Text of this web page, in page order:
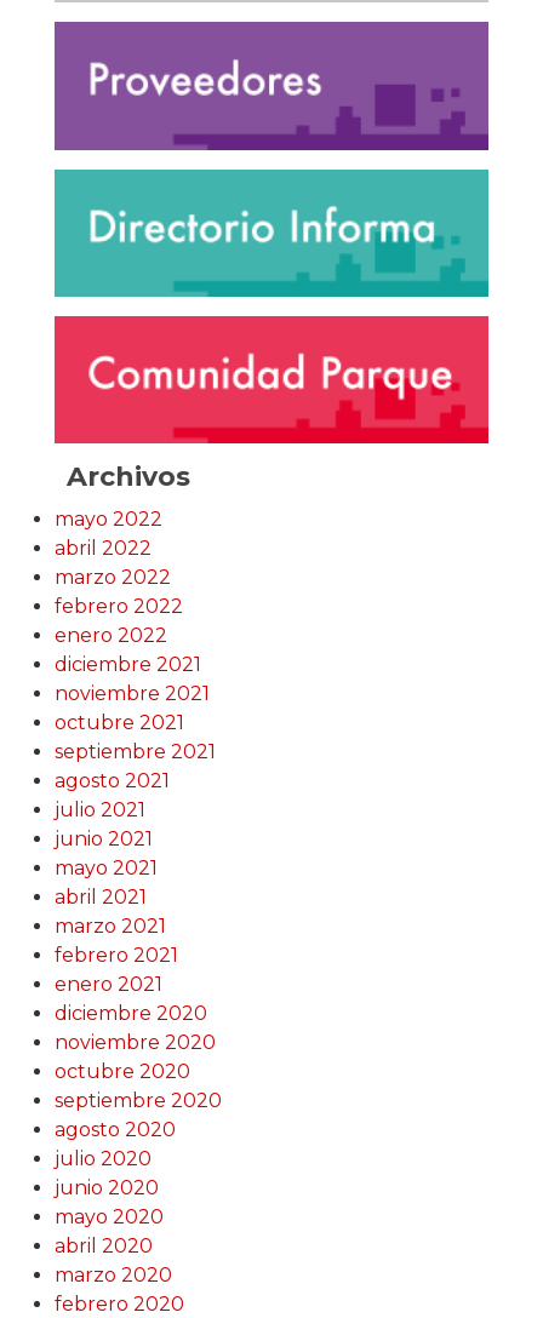
Archivos
mayo 2022
abril 2022
marzo 2022
febrero 2022
enero 2022
diciembre 2021
noviembre 2021
octubre 2021
septiembre 2021
agosto 2021
julio 2021
junio 2021
mayo 2021
abril 2021
marzo 2021
febrero 2021
enero 2021
diciembre 2020
noviembre 2020
octubre 2020
septiembre 2020
agosto 2020
julio 2020
junio 2020
mayo 2020
abril 2020
marzo 2020
febrero 2020